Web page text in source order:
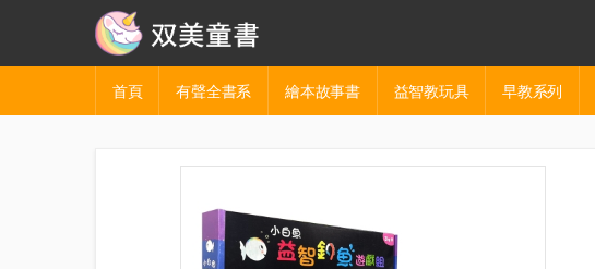
首頁 有聲全書系 繪本故事書 益智教玩具 早教系列